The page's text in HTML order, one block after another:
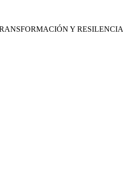
Y RESILENCIA